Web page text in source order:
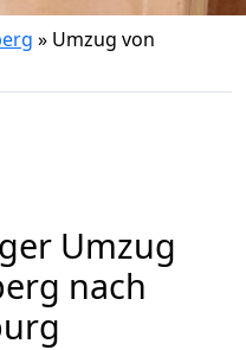
» Umzug von
Umzug
nach